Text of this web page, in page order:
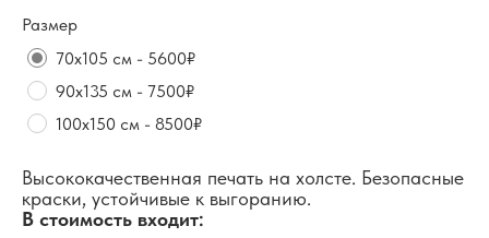
Размер
70х105 см - 5600₽
90х135 см - 7500₽
100х150 см - 8500₽
Высококачественная печать на холсте. Безопасные
краски, устойчивые к выгоранию.
В стоимость входит: